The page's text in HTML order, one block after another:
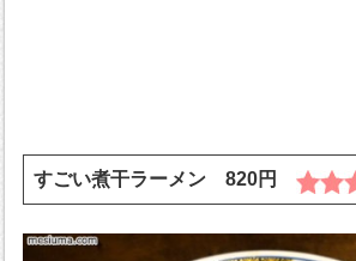
すごい煮干ラーメン 820円